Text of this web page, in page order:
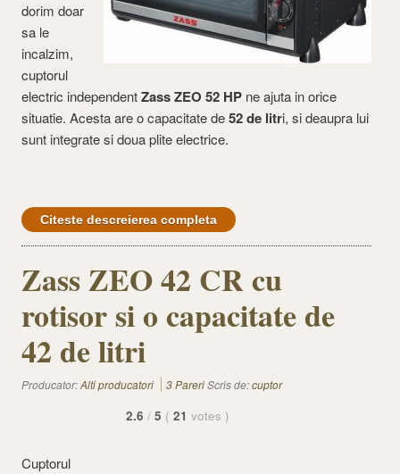
dorim doar
sa le
incalzim,
cuptorul
electric independentZass ZEO 52 HP ne ajuta in orice
situatie. Acesta are o capacitate de52 de litri, si deaupra lui
sunt integrate si doua plite electrice.
Citeste descreierea completa
Zass ZEO 42 CR cu
rotisor si o capacitate de
42 de litri
Producator:Alti producatori 3 PareriScris de:cuptor
2.6 / 5 ( 21 votes )
Cuptorul